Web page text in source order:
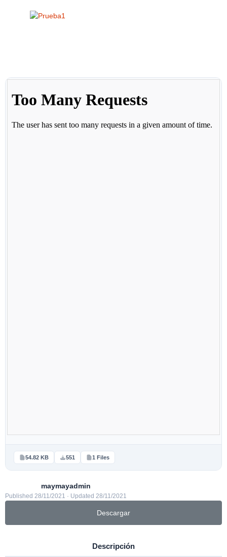
54.82 KB 551 1 Files
maymayadmin
Published 28/11/2021 · Updated 28/11/2021
Descargar
Descripción